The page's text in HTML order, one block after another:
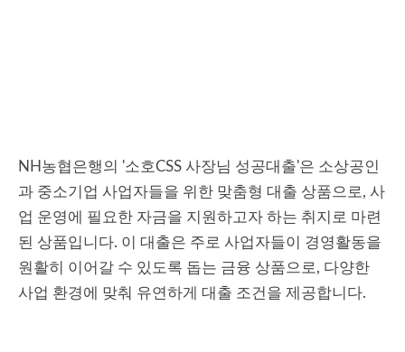
NH농협은행의 '소호CSS 사장님 성공대출'은 소상공인
과 중소기업 사업자들을 위한 맞춤형 대출 상품으로, 사
업 운영에 필요한 자금을 지원하고자 하는 취지로 마련
된 상품입니다. 이 대출은 주로 사업자들이 경영활동을
원활히 이어갈 수 있도록 돕는 금융 상품으로, 다양한
사업 환경에 맞춰 유연하게 대출 조건을 제공합니다.